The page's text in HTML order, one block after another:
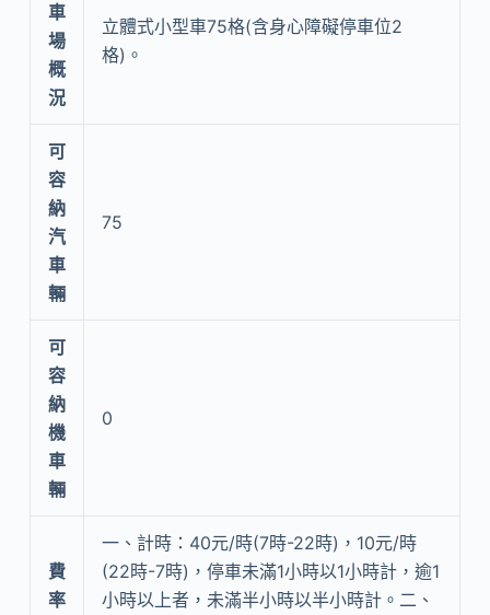
車
場
概
況
立體式小型車75格(含身心障礙停車位2
格)。
可
容
納
汽
車
輛
75
可
容
納
機
車
輛
0
費
率
一、計時：40元/時(7時-22時)，10元/時
(22時-7時)，停車未滿1小時以1小時計，逾1
小時以上者，未滿半小時以半小時計。二、